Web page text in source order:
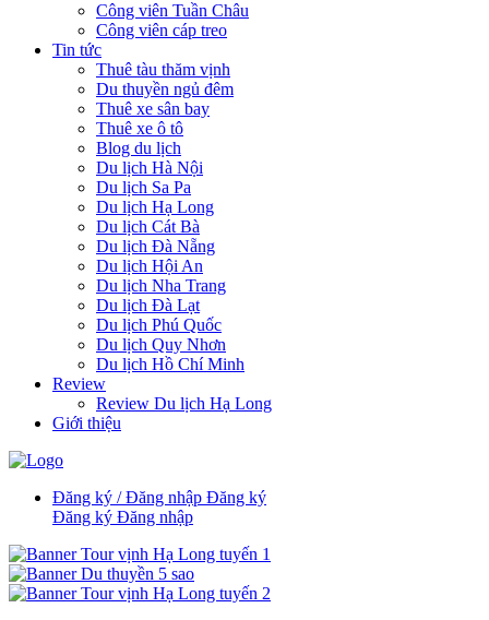
Công viên Tuần Châu
Công viên cáp treo
Tin tức
Thuê tàu thăm vịnh
Du thuyền ngủ đêm
Thuê xe sân bay
Thuê xe ô tô
Blog du lịch
Du lịch Hà Nội
Du lịch Sa Pa
Du lịch Hạ Long
Du lịch Cát Bà
Du lịch Đà Nẵng
Du lịch Hội An
Du lịch Nha Trang
Du lịch Đà Lạt
Du lịch Phú Quốc
Du lịch Quy Nhơn
Du lịch Hồ Chí Minh
Review
Review Du lịch Hạ Long
Giới thiệu
Đăng ký / Đăng nhập Đăng ký
Đăng ký Đăng nhập